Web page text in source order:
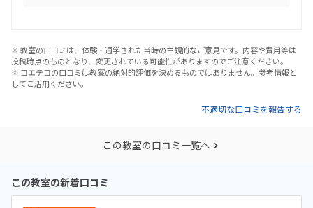
※ 教室の口コミは、体験・通学された当時の主観的なご意見です。内容や費用等は
投稿時点のものとなり、変更されている可能性がありますのでご注意ください。
※ コエテコの口コミは教室の絶対的評価を決めるものではありません。参考情報と
してご活用ください。
不適切な口コミを報告する
この教室の口コミ一覧へ
この教室の新着口コミ